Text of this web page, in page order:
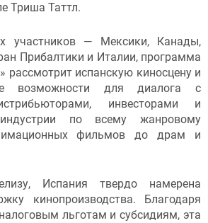
Триша Таттл.
участников — Мексики, Канады,
Прибалтики и Италии, программа
рассмотрит испанскую киносцену и
возможности для диалога с
инвесторами и
по всему жанровому
фильмов до драм и
Испания твердо намерена
кинопроизводства. Благодаря
льготам и субсидиям, эта